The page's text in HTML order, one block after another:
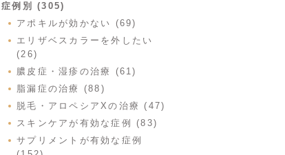
症例別 (305)
アポキルが効かない (69)
エリザベスカラーを外したい
(26)
膿皮症・湿疹の治療 (61)
脂漏症の治療 (88)
脱毛・アロペシアXの治療 (47)
スキンケアが有効な症例 (83)
サプリメントが有効な症例